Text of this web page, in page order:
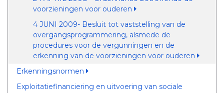
voorzieningen voor ouderen
4 JUNI 2009- Besluit tot vaststelling van de
overgangsprogrammering, alsmede de
procedures voor de vergunningen en de
erkenning van de voorzieningen voor ouderen
Erkenningsnormen
Exploitatiefinanciering en uitvoering van sociale